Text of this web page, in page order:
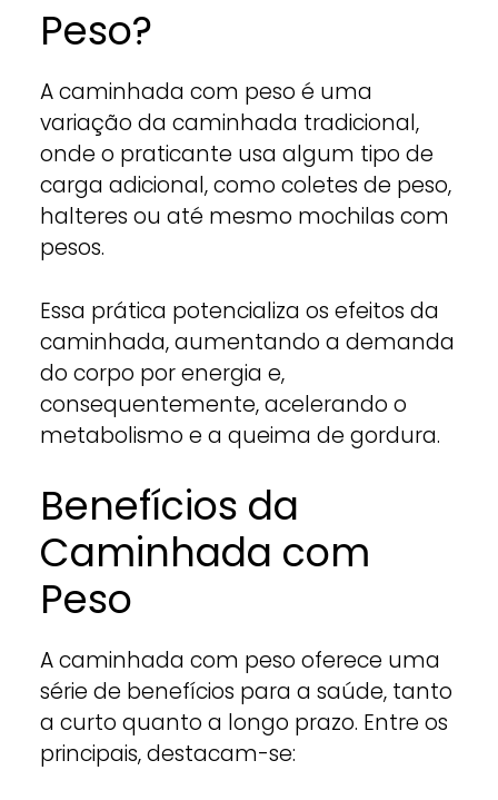
Peso?
A caminhada com peso é uma
variação da caminhada tradicional,
onde o praticante usa algum tipo de
carga adicional, como coletes de peso,
halteres ou até mesmo mochilas com
pesos.
Essa prática potencializa os efeitos da
caminhada, aumentando a demanda
do corpo por energia e,
consequentemente, acelerando o
metabolismo e a queima de gordura.
Benefícios da
Caminhada com
Peso
A caminhada com peso oferece uma
série de benefícios para a saúde, tanto
a curto quanto a longo prazo. Entre os
principais, destacam-se: